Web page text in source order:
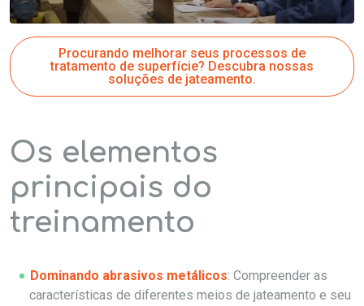
Procurando melhorar seus processos de
tratamento de superfície? Descubra nossas
soluções de jateamento.
Os elementos
principais do
treinamento
Dominando abrasivos metálicos: Compreender as
características de diferentes meios de jateamento e seu